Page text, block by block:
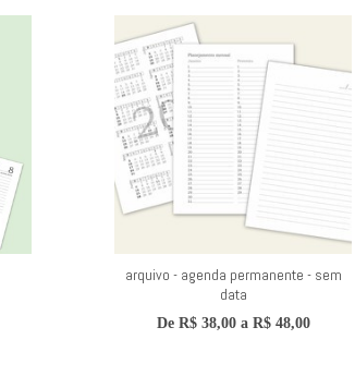
arquivo - agenda permanente - sem
data
De R$ 38,00 a R$ 48,00